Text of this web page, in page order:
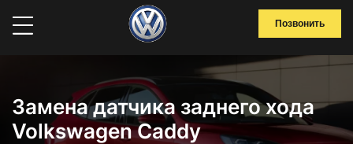
Позвонить
Замена датчика заднего хода
Volkswagen Caddy